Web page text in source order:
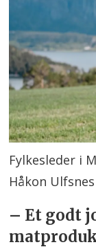
Fylkesleder i
Håkon Ulfsnes
– Et godt